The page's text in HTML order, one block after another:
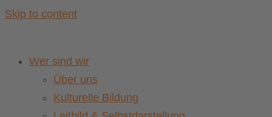
Skip to content
Wer sind wir
Über uns
Kulturelle Bildung